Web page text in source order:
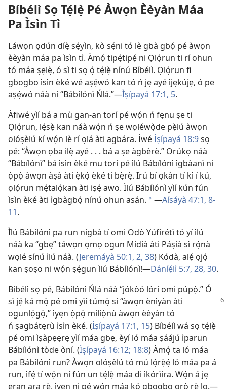
Bíbélì Sọ Tẹ́lẹ̀ Pé Àwọn Èèyàn Máa
Pa Ìsìn Tì
Láwọn ọdún díẹ̀ sẹ́yìn, kò sẹ́ni tó lè gbà gbọ́ pé àwọn
èèyàn máa pa ìsìn tì. Àmọ́ tipẹ́tipẹ́ ni Ọlọ́run ti rí ohun
tó máa ṣẹlẹ̀, ó sì ti sọ ọ́ tẹ́lẹ̀ nínú Bíbélì. Ọlọ́run fi
gbogbo ìsìn èké wé aṣẹ́wó kan tó ń jẹ ayé ìjẹkújẹ, ó pe
aṣẹ́wó náà ní “Bábílónì Ńlá.”—Ìṣípayá 17:1, 5.
Àfiwé yìí bá a mù gan-an torí pé wọ́n ń fẹnu ṣe ti
Ọlọ́run, lẹ́sẹ̀ kan náà wọ́n ń ṣe wọléwọ̀de pẹ̀lú àwọn
olóṣèlú kí wọ́n lè rí ọlá àti agbára. ÌwéÌṣípayá 18:9sọ
pé: “Àwọn ọba ilẹ̀ ayé . . . bá a ṣe àgbèrè.” Orúkọ náà
“Bábílónì” bá ìsìn èké mu torí pé ìlú Bábílónì ìgbàanì ni
ọ̀pọ̀ àwọn àṣà àti ẹ̀kọ́ èké ti bẹ̀rẹ̀. Irú bí ọkàn tí kì í kú,
ọlọ́run mẹ́talọ́kan àti iṣẹ́ awo. Ìlú Bábílónì yìí kún fún
ìsìn èké àti ìgbàgbọ́ nínú ohun asán. *—Aísáyà 47:1, 8-
11.
Ìlú Bábílónì pa run nígbà tí omi Odò Yúfírétì tó yí ìlú
náà ka “gbẹ” táwọn ọmọ ogun Mídíà àti Páṣíà sì rọ́nà
wọlé sínú ìlú náà. (Jeremáyà 50:1, 2, 38) Kódà, alẹ́ ọjọ́
kan ṣoṣo ni wọ́n ṣẹ́gun ìlú Bábílónì!—Dáníẹ́lì 5:7, 28, 30.
Bíbélì sọ pé, Bábílónì Ńlá náà “jókòó lórí omi púpọ̀.” Ó
sì jẹ́ ká mọ̀ pé omi yìí túmọ̀ sí“àwọn ènìyàn àti
ogunlọ́gọ̀,” ìyẹn ọ̀pọ̀ mílíọ̀nù àwọn èèyàn tó
ń ṣagbátẹrù ìsìn èké. (Ìṣípayá 17:1, 15) Bíbélì wá sọ tẹ́lẹ̀
pé omi ìṣàpẹẹrẹ yìí máa gbẹ, èyí ló máa ṣáájú ìparun
Bábílónì tòde òní. (Ìṣípayá 16:12; 18:8) Àmọ́ ta ló máa
pa Bábílónì run? Àwọn olóṣèlú tó mú lọ́rẹ̀ẹ́ ló máa pa á
run, ìfẹ́ tí wọ́n ní fún un tẹ́lẹ̀ máa di ìkórìíra. Wọ́n á jẹ
ẹran ara rẹ̀, ìyẹn ni pé wọ́n máa kó gbogbo ọrọ̀ rẹ̀ lọ.—